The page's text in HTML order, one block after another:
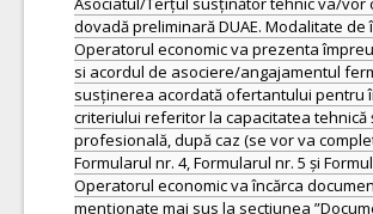
dovadă preliminară DUAE. Modalitate de
Operatorul economic va prezenta
si acordul de asociere/angajamentul
susținerea acordată ofertantului pentru
criteriului referitor la capacitatea tehnică
profesională, după caz (se vor va
Formularul nr. 4, Formularul nr. 5 și
Operatorul economic va încărca
menționate mai sus la sectiunea